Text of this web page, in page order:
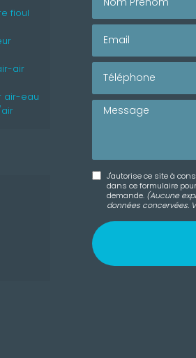
fioul
air
air-eau
Message
J'autorise ce site à
dans ce formulaire
demande. (Aucune
données concervées.